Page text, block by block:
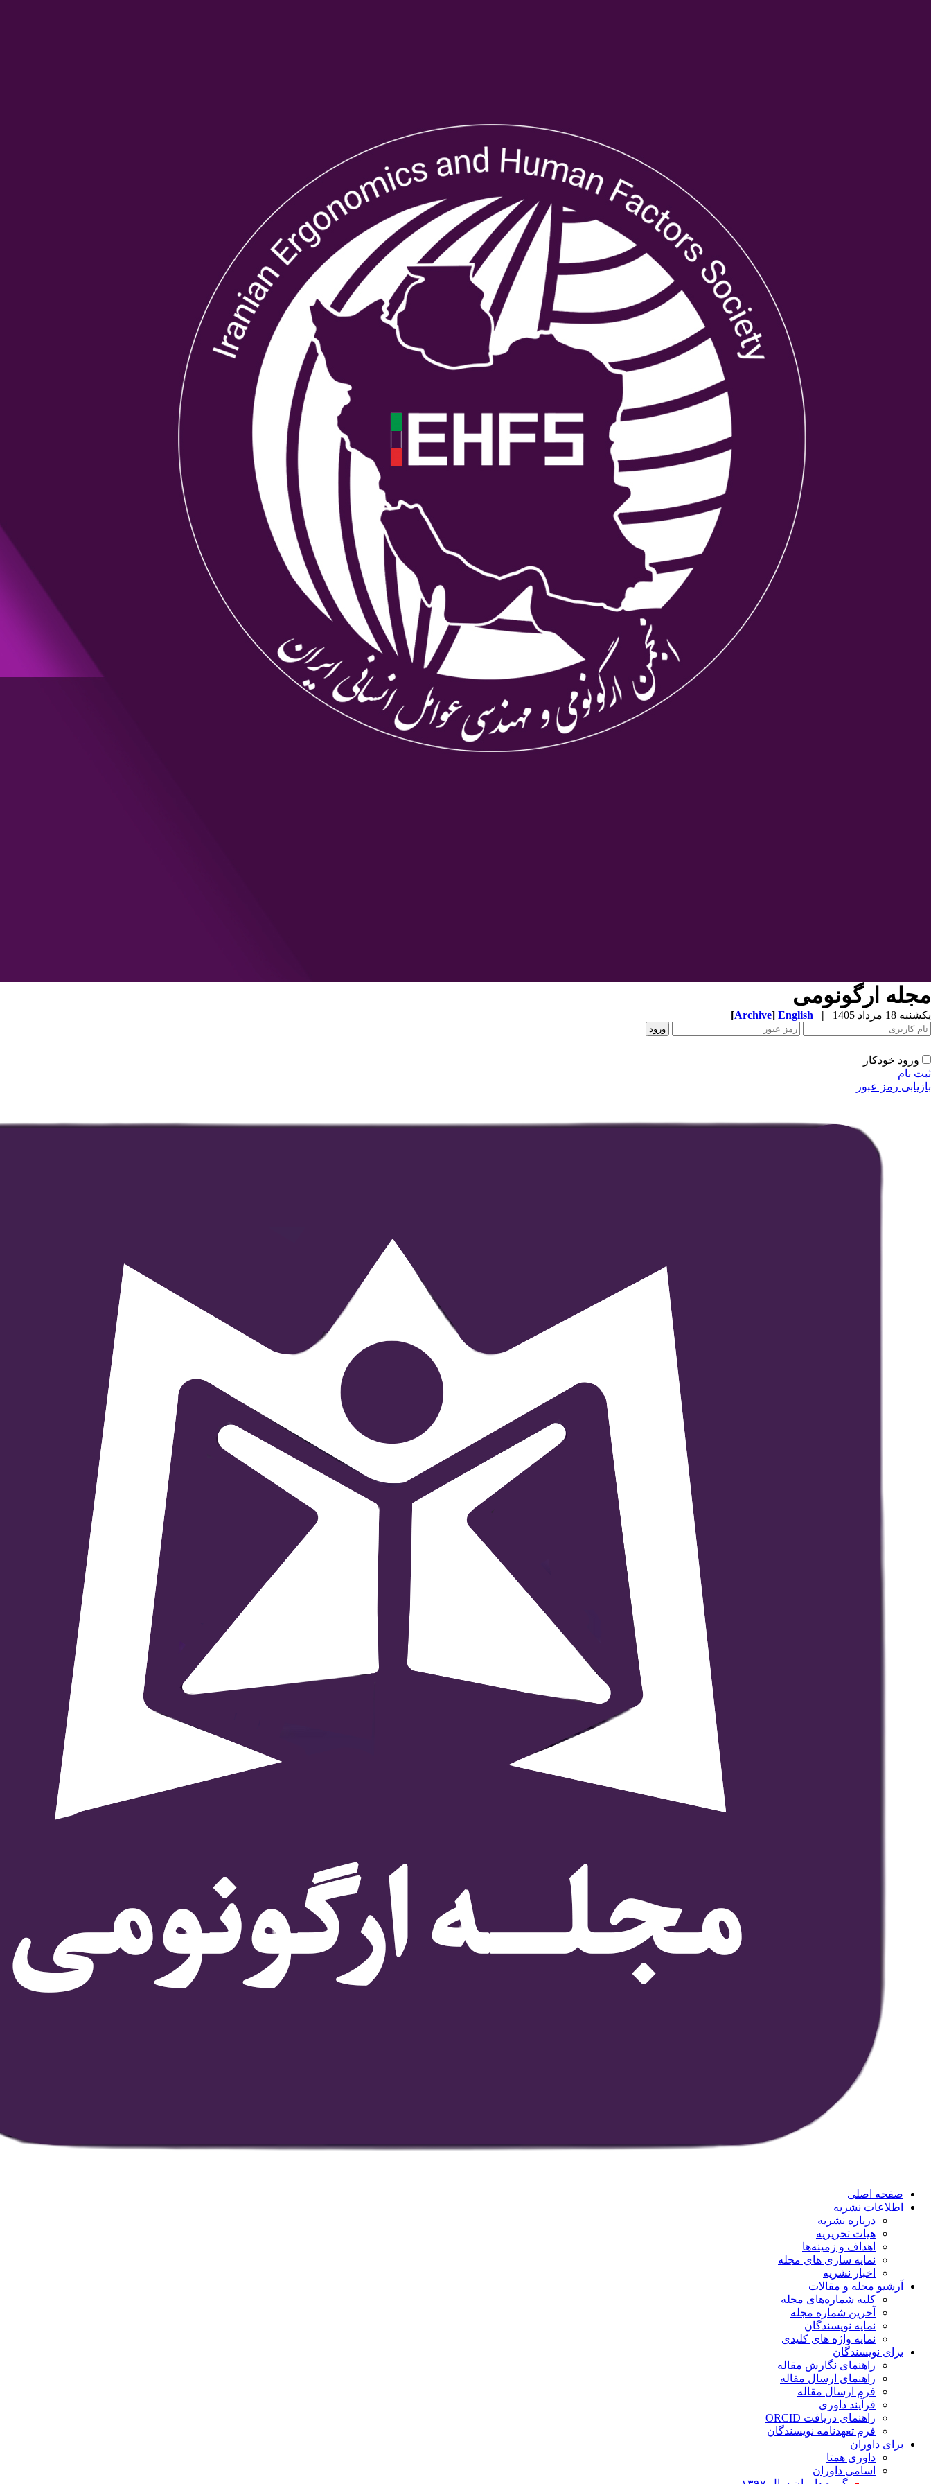
مجله ارگونومی
یکشنبه 18 مرداد 1405 |
English
[Archive]
ورود خودکار
ثبت نام
بازیابی رمز عبور
صفحه اصلی
اطلاعات نشریه
درباره نشریه
هیات تحریریه
اهداف و زمینه‌ها
نمایه سازی های مجله
اخبار نشریه
آرشیو مجله و مقالات
کلیه شماره‌های مجله
آخرین شماره مجله
نمایه نویسندگان
نمایه واژه های کلیدی
برای نویسندگان
راهنمای نگارش مقاله
راهنمای ارسال مقاله
فرم ارسال مقاله
فرآیند داوری
راهنمای دریافت ORCID
فرم تعهدنامه نویسندگان
برای داوران
داوری همتا
اسامی داوران